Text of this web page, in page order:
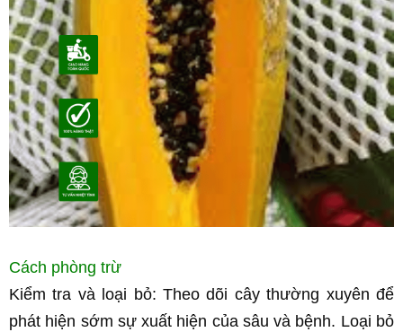
Cách phòng trừ
Kiểm tra và loại bỏ: Theo dõi cây thường xuyên để
phát hiện sớm sự xuất hiện của sâu và bệnh. Loại bỏ